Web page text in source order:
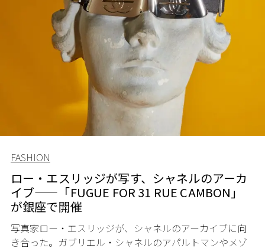
FASHION
ロー・エスリッジが写す、シャネルのアーカ
イブ——「FUGUE FOR 31 RUE CAMBON」
が銀座で開催
写真家ロー・エスリッジが、シャネルのアーカイブに向
き合った。ガブリエル・シャネルのアパルトマンやメゾ